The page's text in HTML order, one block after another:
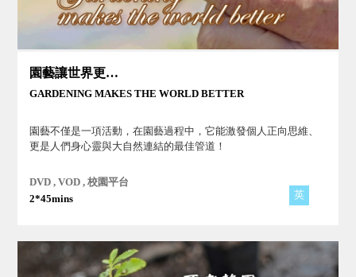
園藝讓世界更美好
GARDENING MAKES THE WORLD BETTER
園藝不僅是一項活動，在園藝過程中，它能激發個人正向思維、
更是人們身心靈與大自然連結的最佳管道！
DVD , VOD , 校園平台
2*45mins
英